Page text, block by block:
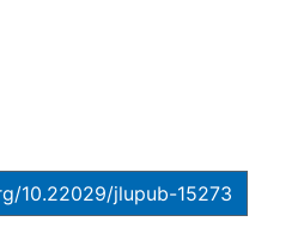
10.22029/jlupub-15273